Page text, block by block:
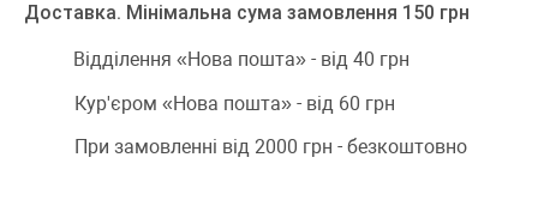
Доставка. Мінімальна сума замовлення 150 грн
Відділення «Нова пошта» - від 40 грн
Кур'єром «Нова пошта» - від 60 грн
При замовленні від 2000 грн - безкоштовно